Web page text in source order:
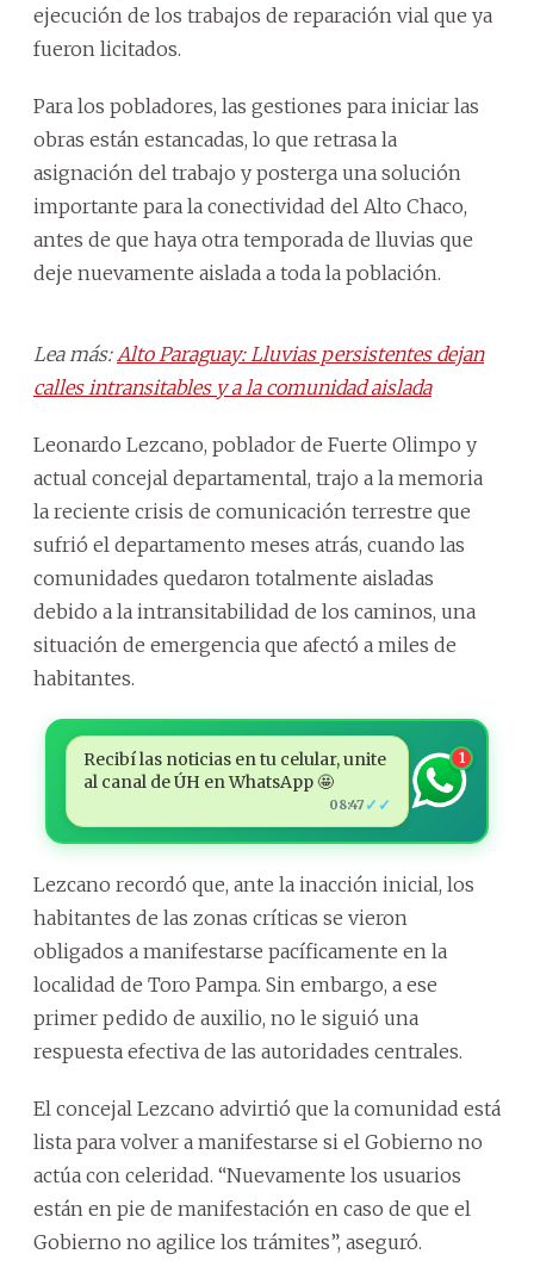
ejecución de los trabajos de reparación vial que ya
fueron licitados.
Para los pobladores, las gestiones para iniciar las
obras están estancadas, lo que retrasa la
asignación del trabajo y posterga una solución
importante para la conectividad del Alto Chaco,
antes de que haya otra temporada de lluvias que
deje nuevamente aislada a toda la población.
Lea más: Alto Paraguay: Lluvias persistentes dejan
calles intransitables y a la comunidad aislada
Leonardo Lezcano, poblador de Fuerte Olimpo y
actual concejal departamental, trajo a la memoria
la reciente crisis de comunicación terrestre que
sufrió el departamento meses atrás, cuando las
comunidades quedaron totalmente aisladas
debido a la intransitabilidad de los caminos, una
situación de emergencia que afectó a miles de
habitantes.
Recibí las noticias en tu celular, unite
al canal de ÚH en WhatsApp 🤩
08:47 ✓✓
1
Lezcano recordó que, ante la inacción inicial, los
habitantes de las zonas críticas se vieron
obligados a manifestarse pacíficamente en la
localidad de Toro Pampa. Sin embargo, a ese
primer pedido de auxilio, no le siguió una
respuesta efectiva de las autoridades centrales.
El concejal Lezcano advirtió que la comunidad está
lista para volver a manifestarse si el Gobierno no
actúa con celeridad. “Nuevamente los usuarios
están en pie de manifestación en caso de que el
Gobierno no agilice los trámites”, aseguró.